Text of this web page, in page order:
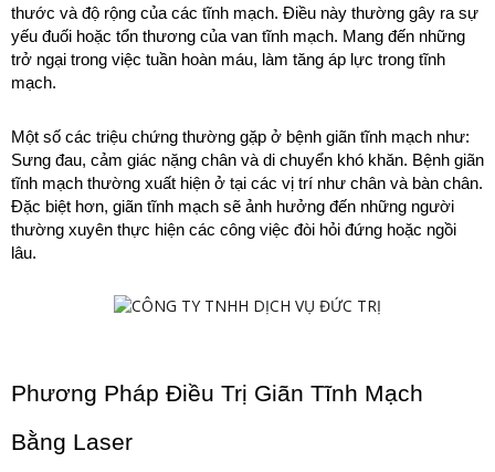
thước và độ rộng của các tĩnh mạch. Điều này thường gây ra sự
yếu đuối hoặc tổn thương của van tĩnh mạch. Mang đến những
trở ngại trong việc tuần hoàn máu, làm tăng áp lực trong tĩnh
mạch.
Một số các triệu chứng thường gặp ở bệnh giãn tĩnh mạch như:
Sưng đau, cảm giác nặng chân và di chuyển khó khăn. Bệnh giãn
tĩnh mạch thường xuất hiện ở tại các vị trí như chân và bàn chân.
Đặc biệt hơn, giãn tĩnh mạch sẽ ảnh hưởng đến những người
thường xuyên thực hiện các công việc đòi hỏi đứng hoặc ngồi
lâu.
Phương Pháp Điều Trị Giãn Tĩnh Mạch
Bằng Laser